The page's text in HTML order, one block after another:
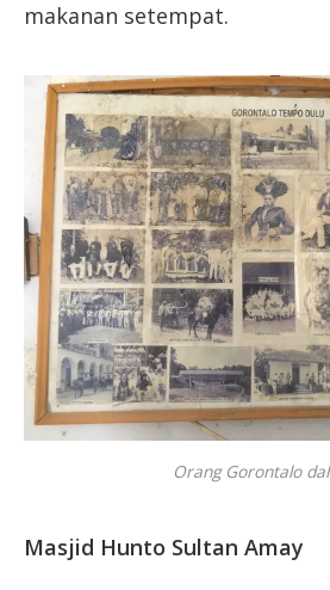
makanan setempat.
Orang Gorontalo
Masjid Hunto Sultan Amay